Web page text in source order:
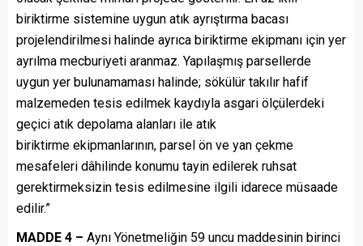
biriktirme sistemine uygun atık ayrıştırma bacası
projelendirilmesi halinde ayrıca biriktirme ekipmanı için yer
ayrılma mecburiyeti aranmaz. Yapılaşmış parsellerde
uygun yer bulunamaması halinde; sökülür takılır hafif
malzemeden tesis edilmek kaydıyla asgari ölçülerdeki
geçici atık depolama alanları ile atık
biriktirme ekipmanlarının, parsel ön ve yan çekme
mesafeleri dâhilinde konumu tayin edilerek ruhsat
gerektirmeksizin tesis edilmesine ilgili idarece müsaade
edilir.”
MADDE 4 – Aynı Yönetmeliğin 59 uncu maddesinin birinci